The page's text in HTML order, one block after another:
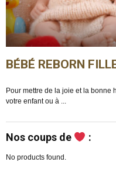
BÉBÉ REBORN
Pour mettre de la joie et la bonne
votre enfant ou à ...
Nos coups de :
No products found.